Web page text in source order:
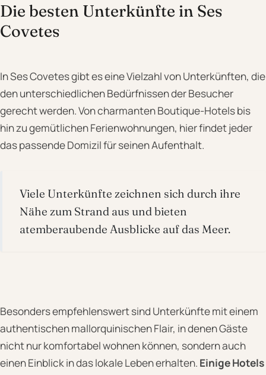
Die besten Unterkünfte in Ses
Covetes
In Ses Covetes gibt es eine Vielzahl von Unterkünften, die
den unterschiedlichen Bedürfnissen der Besucher
gerecht werden. Von charmanten Boutique-Hotels bis
hin zu gemütlichen Ferienwohnungen, hier findet jeder
das passende Domizil für seinen Aufenthalt.
Viele Unterkünfte zeichnen sich durch ihre
Nähe zum Strand aus und bieten
atemberaubende Ausblicke auf das Meer.
Besonders empfehlenswert sind Unterkünfte mit einem
authentischen mallorquinischen Flair, in denen Gäste
nicht nur komfortabel wohnen können, sondern auch
einen Einblick in das lokale Leben erhalten. Einige Hotels